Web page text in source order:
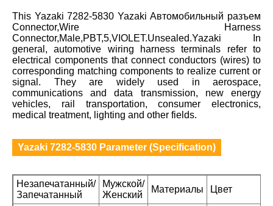
This Yazaki 7282-5830 Yazaki Автомобильный разъем
Connector,Wire Harness
Connector,Male,PBT,5,VIOLET.Unsealed.Yazaki In
general, automotive wiring harness terminals refer to
electrical components that connect conductors (wires) to
corresponding matching components to realize current or
signal. They are widely used in aerospace,
communications and data transmission, new energy
vehicles, rail transportation, consumer electronics,
medical treatment, lighting and other fields.
Yazaki 7282-5830 Parameter (Specification)
Незапечатанный/
Запечатанный
Мужской/
Женский
Материалы Цвет